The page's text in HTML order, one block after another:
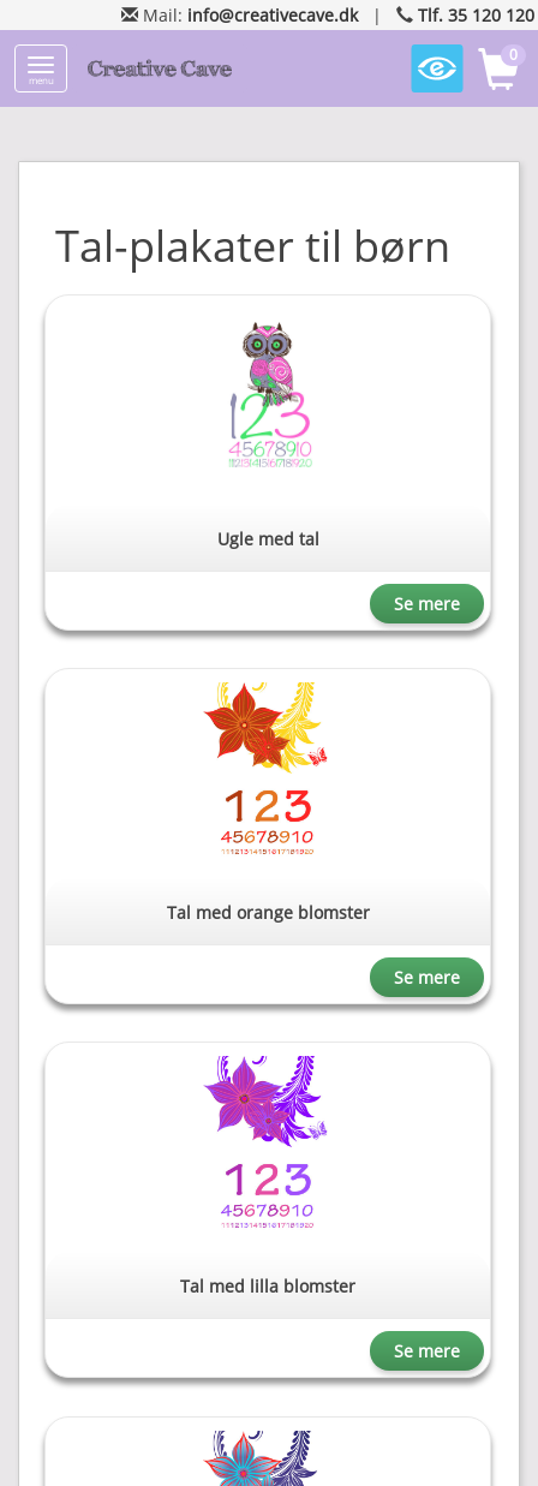
Mail: info@creativecave.dk| Tlf. 35 120 120
menu
0
Tal-plakater til børn
Ugle med tal
Se mere
Tal med orange blomster
Se mere
Tal med lilla blomster
Se mere